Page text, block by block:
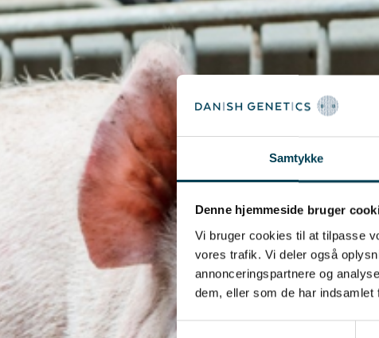
Samtykke
Denne hjemmeside bruger
Vi bruger cookies til at tilpasse
vores trafik. Vi deler også
annonceringspartnere og
dem, eller som de har indsamlet
Samtykkevalg